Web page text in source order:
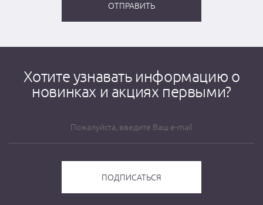
Хотите узнавать информацию о
новинках и акциях первыми?